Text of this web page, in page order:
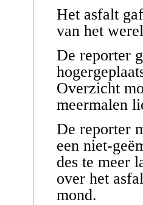
Het asfalt
van het
De reporter
Overzicht
meermalen
De reporter
een niet-
des te meer
over het
mond.